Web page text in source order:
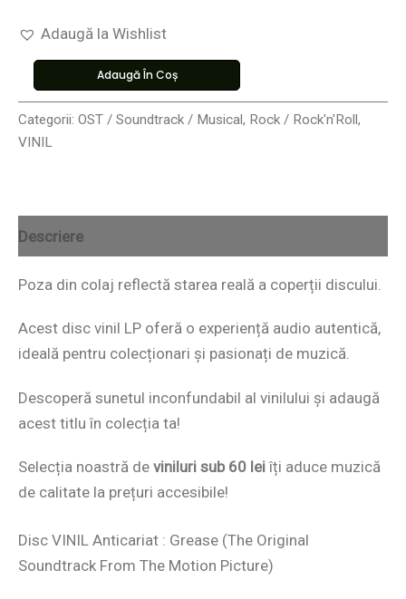
Adaugă la Wishlist
Adaugă În Coș
Categorii: OST / Soundtrack / Musical, Rock / Rock'n'Roll,
VINIL
Descriere
Poza din colaj reflectă starea reală a coperții discului.
Acest disc vinil LP oferă o experiență audio autentică,
ideală pentru colecționari și pasionați de muzică.
Descoperă sunetul inconfundabil al vinilului și adaugă
acest titlu în colecția ta!
Selecția noastră de viniluri sub 60 leiîți aduce muzică
de calitate la prețuri accesibile!
Disc VINIL Anticariat : Grease (The Original
Soundtrack From The Motion Picture)